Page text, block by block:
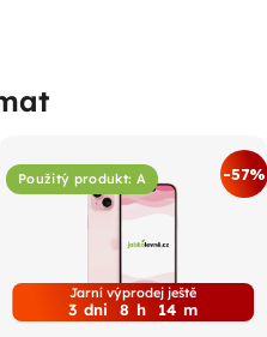
Použitý produkt: A -57%
Jarní výprodej ještě
3 dni 8 h 14 m